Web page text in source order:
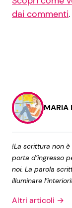
dai commenti.
MARIA
!La scrittura non
porta d’ingresso
noi. La parola
illuminare
Altri articoli →